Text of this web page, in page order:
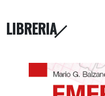
LIBRERIA